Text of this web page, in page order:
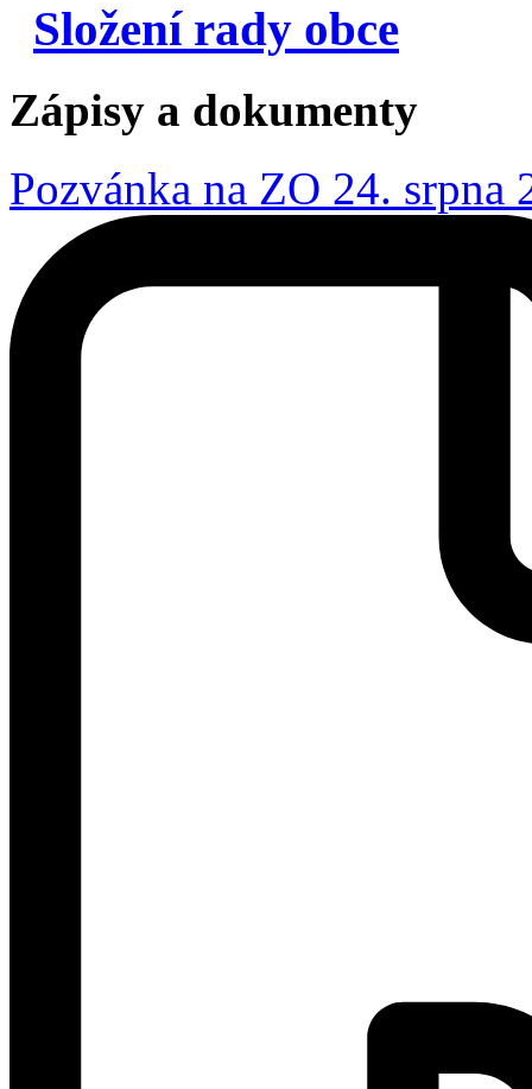
Složení rady obce
Zápisy a dokumenty
Pozvánka na ZO 24. srpna